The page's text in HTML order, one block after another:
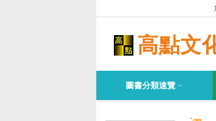
高點文
圖書分類速覽